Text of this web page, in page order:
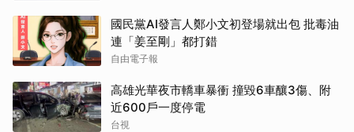
國民黨AI發言人鄭小文初登場就出包 批毒油
連「姜至剛」都打錯
自由電子報
高雄光華夜市轎車暴衝 撞毀6車釀3傷、附
近600戶一度停電
台視